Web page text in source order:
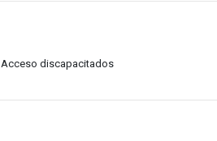
Acceso discapacitados